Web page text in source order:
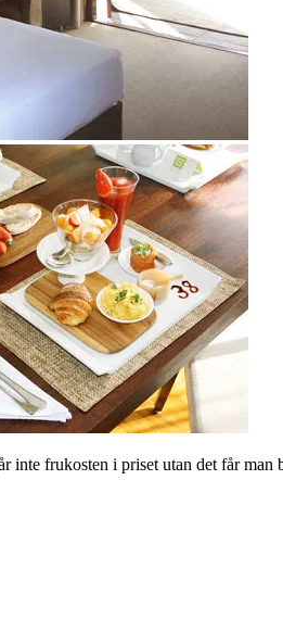
frukosten i priset utan det får man